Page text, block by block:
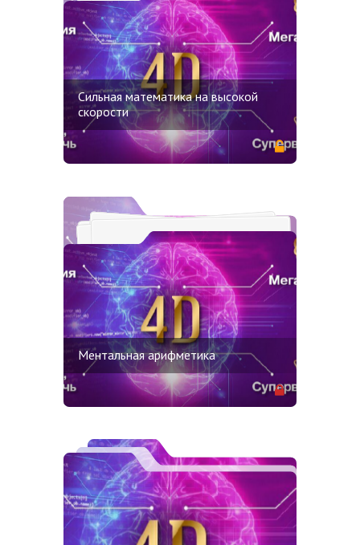
Сильная математика на высокой
скорости
Ментальная арифметика